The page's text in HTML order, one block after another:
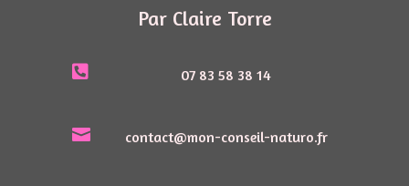
Par Claire Torre
 07 83 58 38 14
 contact@mon-conseil-naturo.fr